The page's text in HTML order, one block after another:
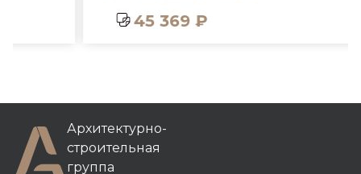
45 369 ₽
Архитектурно-
строительная
группа